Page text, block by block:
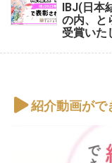
IBJ(日本
の内、と
受賞いた
紹介動画がで